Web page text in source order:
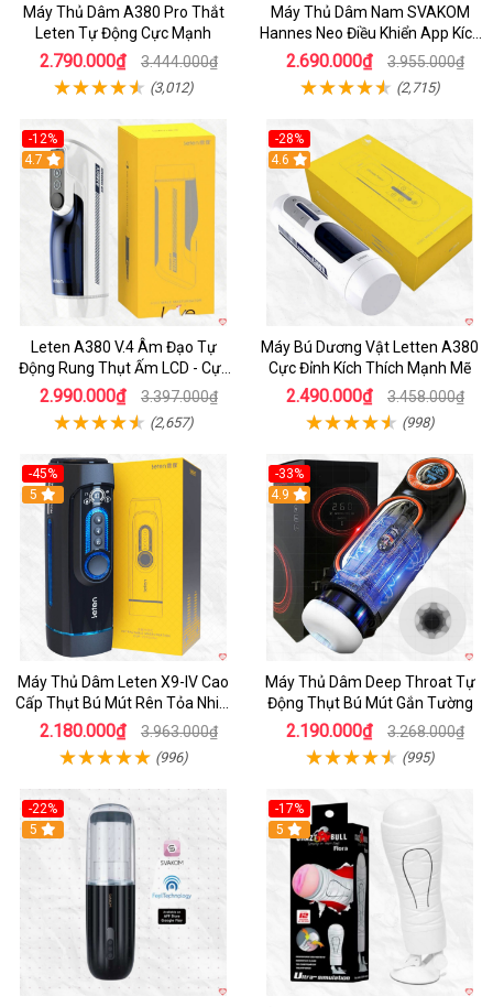
Máy Thủ Dâm A380 Pro Thắt
Leten Tự Động Cực Mạnh
2.790.000₫ 3.444.000₫
(3,012)
Máy Thủ Dâm Nam SVAKOM
Hannes Neo Điều Khiển App Kích
Thích
2.690.000₫ 3.955.000₫
(2,715)
-12%
Hot
4.7
Leten A380 V.4 Âm Đạo Tự
Động Rung Thụt Ấm LCD - Cực
Phê
2.990.000₫ 3.397.000₫
(2,657)
-28%
Hot
4.6
Máy Bú Dương Vật Letten A380
Cực Đỉnh Kích Thích Mạnh Mẽ
2.490.000₫ 3.458.000₫
(998)
-45%
Hot
5
Máy Thủ Dâm Leten X9-IV Cao
Cấp Thụt Bú Mút Rên Tỏa Nhiệt
Sạc Pin
2.180.000₫ 3.963.000₫
(996)
-33%
Hot
4.9
Máy Thủ Dâm Deep Throat Tự
Động Thụt Bú Mút Gắn Tường
2.190.000₫ 3.268.000₫
(995)
-22%
5
-17%
5